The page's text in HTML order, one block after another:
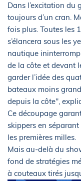
Dans l’excitation du
toujours d’un cran.
fois plus. Toutes les
s’élancera sous les
nautique
de la côte et devant
garder l’idée des
bateaux moins
depuis la côte",
Ce découpage
skippers en
les premières milles.
Mais au-delà du
fond de stratégies
à couteaux tirés